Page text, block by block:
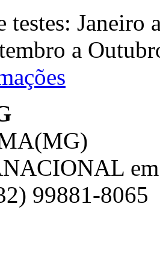
testes:
a
99881-8065